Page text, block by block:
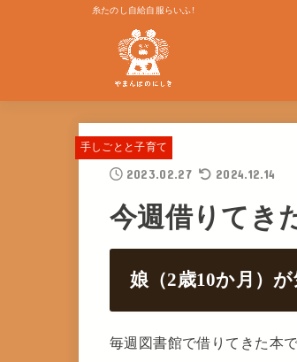
糸たのし自給自服らいふ!
手しごとと子育て
2023.02.27 2024.12.14
今週借りてき
娘（2歳10か月）
毎週図書館で借りてきた本